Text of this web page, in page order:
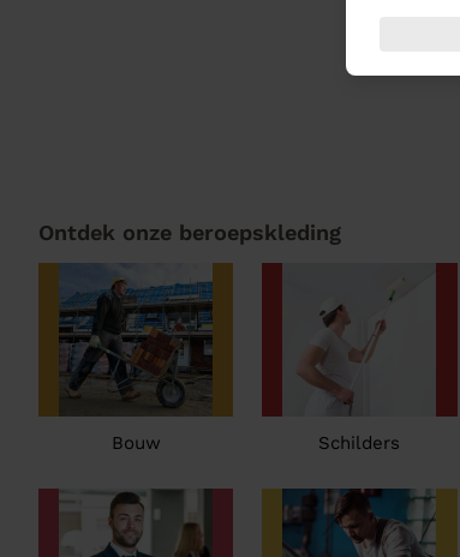
Ontdek onze beroepskleding
Bouw Schilders